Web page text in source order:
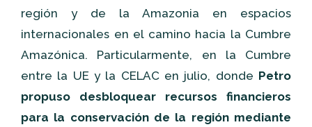
región y de la Amazonia en espacios
internacionales en el camino hacia la Cumbre
Amazónica. Particularmente, en la Cumbre
entre la UE y la CELAC en julio, donde Petro
propuso desbloquear recursos financieros
para la conservación de la región mediante